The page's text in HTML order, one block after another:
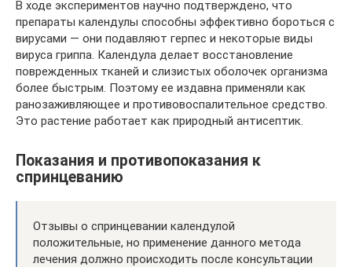
В ходе экспериментов научно подтверждено, что
препараты календулы способны эффективно бороться с
вирусами — они подавляют герпес и некоторые виды
вируса гриппа. Календула делает восстановление
поврежденных тканей и слизистых оболочек организма
более быстрым. Поэтому ее издавна применяли как
ранозаживляющее и противовоспалительное средство.
Это растение работает как природный антисептик.
Показания и противопоказания к
спринцеванию
Отзывы о спринцевании календулой
положительные, но применение данного метода
лечения должно происходить после консультации